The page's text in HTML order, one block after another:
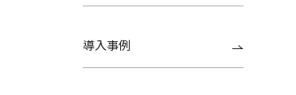
導入事例